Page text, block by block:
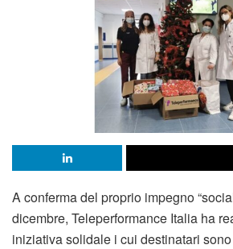
A conferma del proprio impegno
dicembre, Teleperformance Italia ha
iniziativa solidale i cui destinatari